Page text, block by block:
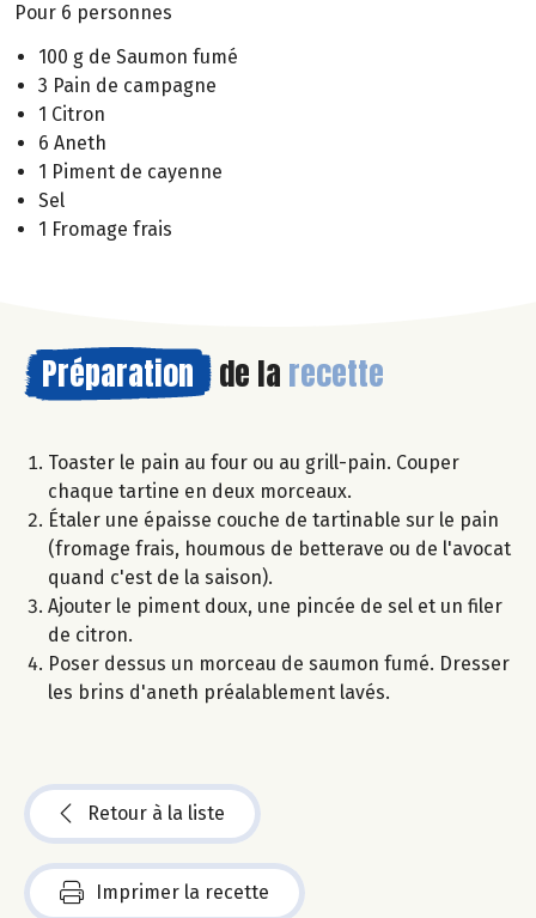
Pour 6 personnes
100 g de Saumon fumé
3 Pain de campagne
1 Citron
6 Aneth
1 Piment de cayenne
Sel
1 Fromage frais
Préparation de la recette
Toaster le pain au four ou au grill-pain. Couper
chaque tartine en deux morceaux.
Étaler une épaisse couche de tartinable sur le pain
(fromage frais, houmous de betterave ou de l'avocat
quand c'est de la saison).
Ajouter le piment doux, une pincée de sel et un filer
de citron.
Poser dessus un morceau de saumon fumé. Dresser
les brins d'aneth préalablement lavés.
Retour à la liste
Imprimer la recette